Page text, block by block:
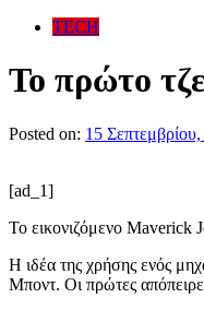
TECH
Το πρώτο
Posted on: 15 Σεπτεμβρίου,
[ad_1]
To εικονιζόμενο Maverick
Η ιδέα της χρήσης ενός
Μποντ. Οι πρώτες